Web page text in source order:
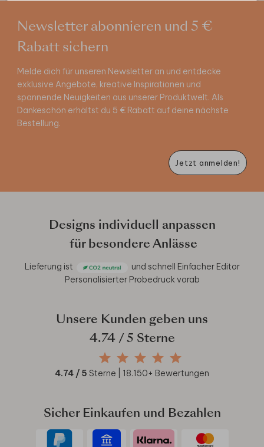
Newsletter abonnieren und 5 €
Rabatt sichern
Melde dich für unseren Newsletter an und entdecke
exklusive Angebote, kreative Inspirationen und
spannende Neuigkeiten aus unserer Produktwelt. Als
Dankeschön erhältst du 5 € Rabatt auf deine nächste
Bestellung.
Jetzt anmelden!
Designs individuell anpassen
für besondere Anlässe
Lieferung ist und schnell Einfacher Editor
Personalisierter Probedruck vorab
Unsere Kunden geben uns
4.74/ 5 Sterne
4.74 / 5 Sterne | 18.150+ Bewertungen
Sicher Einkaufen und Bezahlen